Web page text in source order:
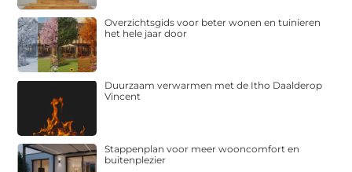
Overzichtsgids voor beter wonen en tuinieren
het hele jaar door
Duurzaam verwarmen met de Itho Daalderop
Vincent
Stappenplan voor meer wooncomfort en
buitenplezier